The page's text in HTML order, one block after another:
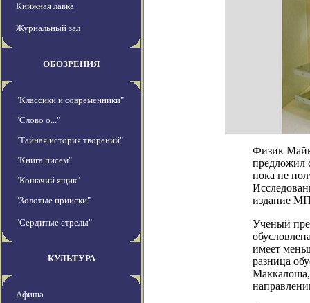
Книжная лавка
Журнальный зал
ОБОЗРЕНИЯ
"Классики и современники"
"Слово о..."
"Тайная история творений"
"Книга писем"
"Кошачий ящик"
"Золотые прииски"
"Сердитые стрелы"
КУЛЬТУРА
Афиша
Физик
предложил
пока не
издание
Ученый
имеет
разница
Маккалоша,